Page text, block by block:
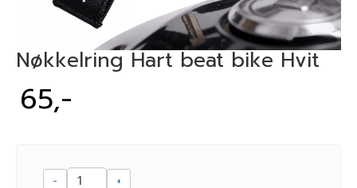
Nøkkelring Hart beat bike Hvit
65,-
- +